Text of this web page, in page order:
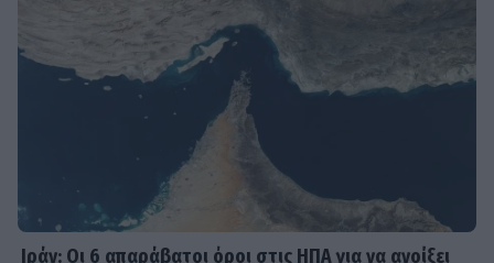
έχω κάνει κάποια καριέρα»
Για Σένα spoiler: Στους πέντε
δρόμους η Αλίκη - Της γυρίζουν όλοι
την πλάτη
Ιράν: Οι 6 απαράβατοι όροι στις ΗΠΑ για να ανοίξει